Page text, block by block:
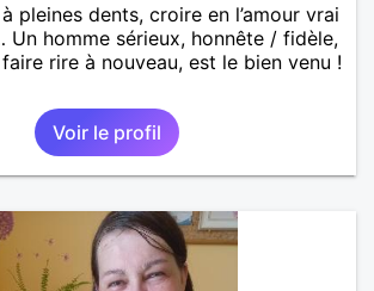
pleines dents, croire en l’amour vrai
homme sérieux, honnête / fidèle,
rire à nouveau, est le bien venu !
Voir le profil